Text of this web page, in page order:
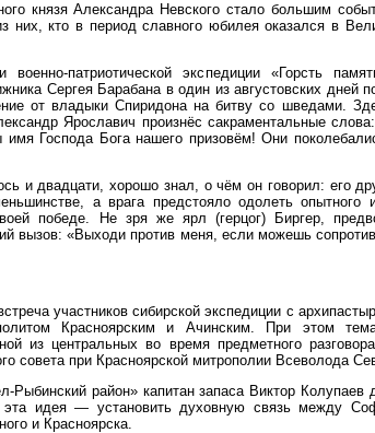
князя Александра Невского стало большим
кто в период славного юбилея оказался в
военно-патриотической экспедиции «Горсть
Сергея Барабана в один из августовских
от владыки Спиридона на битву со шведами.
Ярославич произнёс сакраментальные
Господа Бога нашего призовём! Они
и двадцати, хорошо знал, о чём он говорил: его
а врага предстояло одолеть опытного
победе. Не зря же ярл (герцог) Биргер,
вызов: «Выходи против меня, если можешь
участников сибирской экспедиции с
Красноярским и Ачинским. При этом
из центральных во время предметного
совета при Красноярской митрополии Всеволода
Рыбинский район» капитан запаса Виктор Колупаев
идея — установить духовную связь между
и Красноярска.